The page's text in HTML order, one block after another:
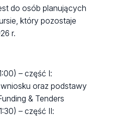
do osób planujących
który pozostaje
r.
– część I:
oraz podstawy
& Tenders
– część II: